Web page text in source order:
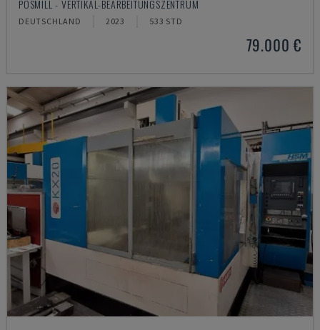
POSMILL - VERTIKAL-BEARBEITUNGSZENTRUM
DEUTSCHLAND 2023 533 STD
79.000 €